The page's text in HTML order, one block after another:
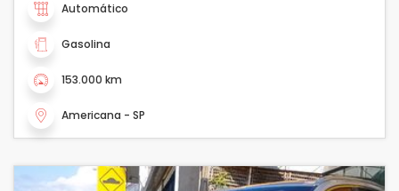
Automático
Gasolina
153.000 km
Americana - SP